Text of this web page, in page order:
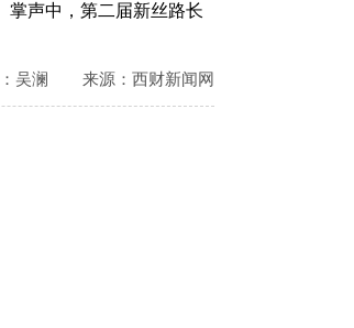
掌声中，第二届新丝路长
：吴澜 来源：西财新闻网